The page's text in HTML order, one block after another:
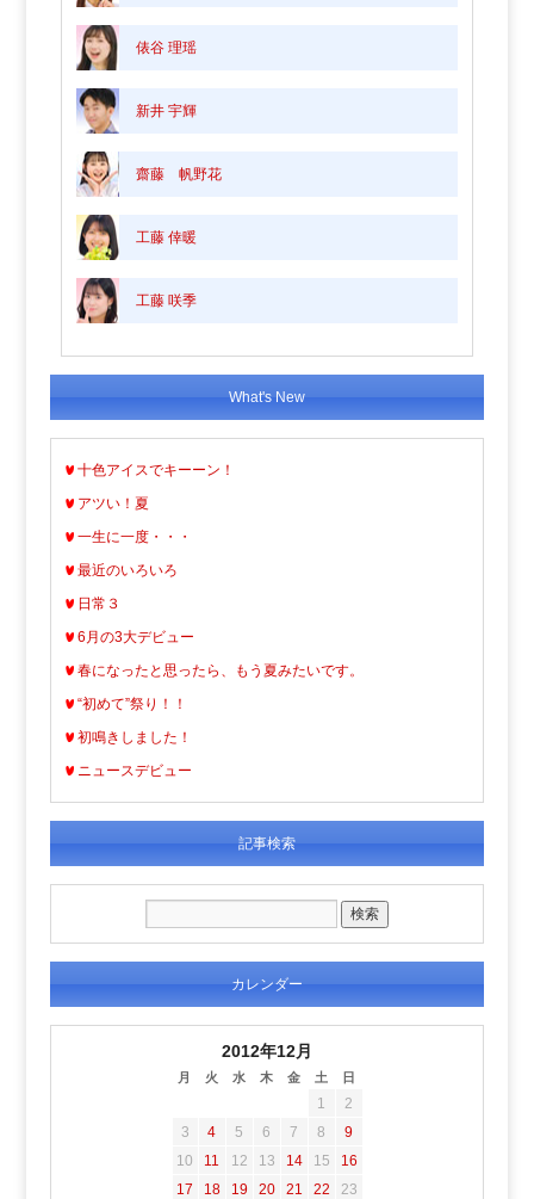
俵谷 理瑶
新井 宇輝
齋藤 帆野花
工藤 倖暖
工藤 咲季
What's New
十色アイスでキーーン！
アツい！夏
一生に一度・・・
最近のいろいろ
日常３
6月の3大デビュー
春になったと思ったら、もう夏みたいです。
“初めて”祭り！！
初鳴きしました！
ニュースデビュー
記事検索
カレンダー
2012年12月
月 火 水 木 金 土 日
1
2
3
4 5 6 7 8
9
10
11 12 13 14 15
16
17
18 19 20 21 22 23